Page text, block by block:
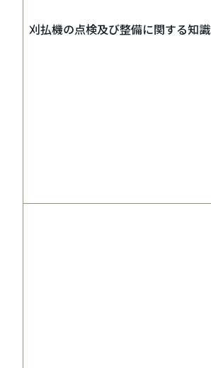
刈払機の点検及び整備に関する知識